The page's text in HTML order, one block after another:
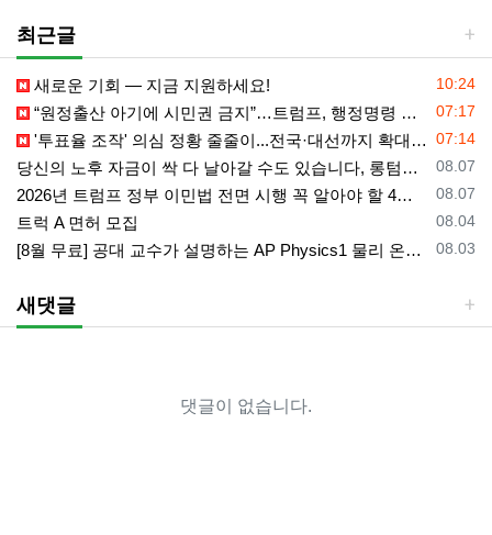
최근글
등록일
10:24
새로운 기회 — 지금 지원하세요!
등록일
07:17
“원정출산 아기에 시민권 금지”…트럼프, 행정명령 서명
등록일
07:14
'투표율 조작' 의심 정황 줄줄이...전국·대선까지 확대되나
등록일
08.07
당신의 노후 자금이 싹 다 날아갈 수도 있습니다, 롱텀케어 준비 하기
등록일
08.07
2026년 트럼프 정부 이민법 전면 시행 꼭 알아야 할 4가지!!
등록일
08.04
트럭 A 면허 모집
등록일
08.03
[8월 무료] 공대 교수가 설명하는 AP Physics1 물리 온라인 강의
새댓글
댓글이 없습니다.